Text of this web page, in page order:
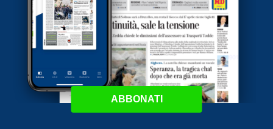
ABBONATI